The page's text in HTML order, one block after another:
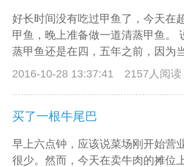
好长时间没有吃过甲鱼了，今天在
甲鱼，晚上准备做一道清蒸甲鱼。
蒸甲鱼还是在四，五年之前，因为
2016-10-28 13:37:41
2157人阅
买了一根牛尾巴
早上六点钟，应该说菜场刚开始营
很少。然而，今天在卖牛肉的摊位